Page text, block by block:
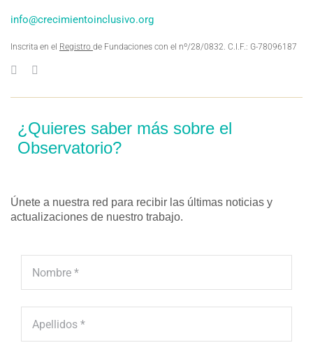
info@crecimientoinclusivo.org
Inscrita en el Registro de Fundaciones con el nº/28/0832. C.I.F.: G-78096187
¿Quieres saber más sobre el
Observatorio?
Únete a nuestra red para recibir las últimas noticias y
actualizaciones de nuestro trabajo.